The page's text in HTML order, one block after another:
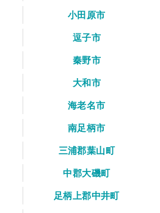
小田原市
逗子市
秦野市
大和市
海老名市
南足柄市
三浦郡葉山町
中郡大磯町
足柄上郡中井町